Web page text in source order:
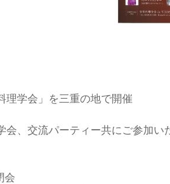
理学会」を三重の地で開催
、交流パーティー共にご参加い
会